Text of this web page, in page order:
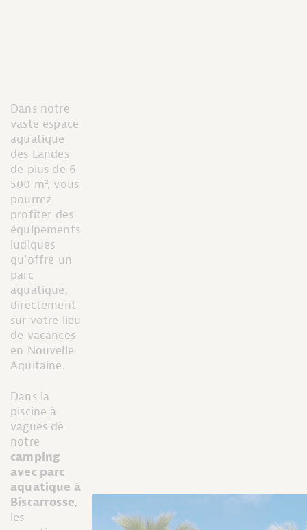
Dans notre
vaste espace
aquatique
des Landes
de plus de 6
500 m², vous
pourrez
profiter des
équipements
ludiques
qu’offre un
parc
aquatique,
directement
sur votre lieu
de vacances
en Nouvelle
Aquitaine.
Dans la
piscine à
vagues de
notre
camping
avec parc
aquatique à
Biscarrosse,
les